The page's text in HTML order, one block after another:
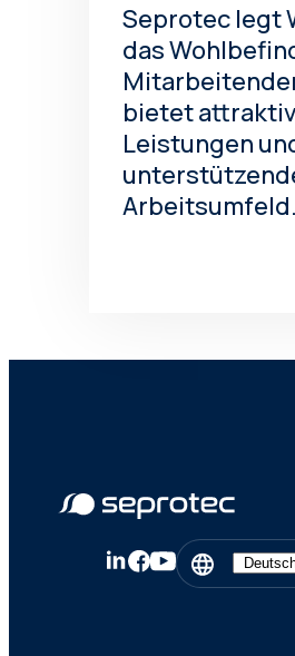
Seprotec legt
das
bietet
Leistungen
Arbeitsumfeld.